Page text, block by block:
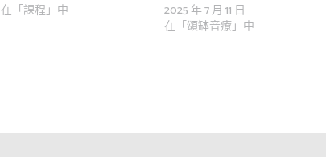
在「課程」中
2025 年 7 月 11 日
在「頌缽音療」中